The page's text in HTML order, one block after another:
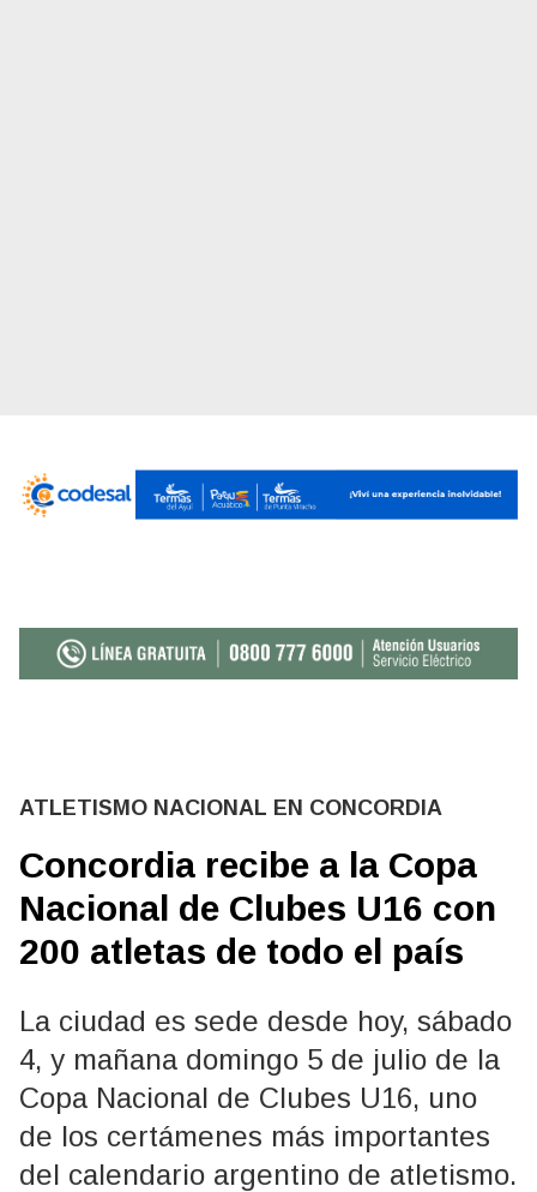
ATLETISMO NACIONAL EN CONCORDIA
Concordia recibe a la Copa
Nacional de Clubes U16 con
200 atletas de todo el país
La ciudad es sede desde hoy, sábado
4, y mañana domingo 5 de julio de la
Copa Nacional de Clubes U16, uno
de los certámenes más importantes
del calendario argentino de atletismo.